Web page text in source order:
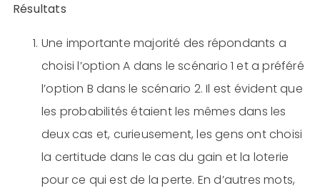
Résultats
Une importante majorité des répondants a
choisi l’option A dans le scénario 1 et a préféré
l’option B dans le scénario 2. Il est évident que
les probabilités étaient les mêmes dans les
deux cas et, curieusement, les gens ont choisi
la certitude dans le cas du gain et la loterie
pour ce qui est de la perte. En d’autres mots,